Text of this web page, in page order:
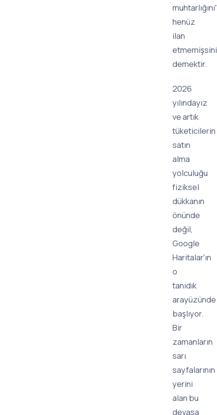
henüz
ilan
demektir.
2026
yılındayız
ve artık
tüketicilerin
satın
alma
yolculuğu
fiziksel
dükkanın
önünde
değil,
Google
Haritalar'ın
o
tanıdık
arayüzünde
başlıyor.
Bir
zamanların
sarı
sayfalarının
yerini
alan bu
devasa